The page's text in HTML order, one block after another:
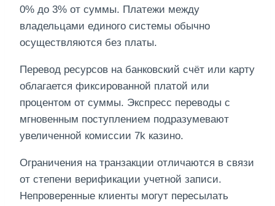
0% до 3% от суммы. Платежи между
владельцами единого системы обычно
осуществляются без платы.
Перевод ресурсов на банковский счёт или карту
облагается фиксированной платой или
процентом от суммы. Экспресс переводы с
мгновенным поступлением подразумевают
увеличенной комиссии 7k казино.
Ограничения на транзакции отличаются в связи
от степени верификации учетной записи.
Непроверенные клиенты могут пересылать